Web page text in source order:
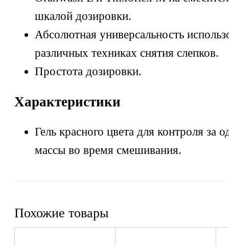
шкалой дозировки.
Абсолютная универсальность
различных техниках снятия слепков.
Простота дозировки.
Характеристики
Гель красного цвета для контроля за
массы во время смешивания.
Похожие товары